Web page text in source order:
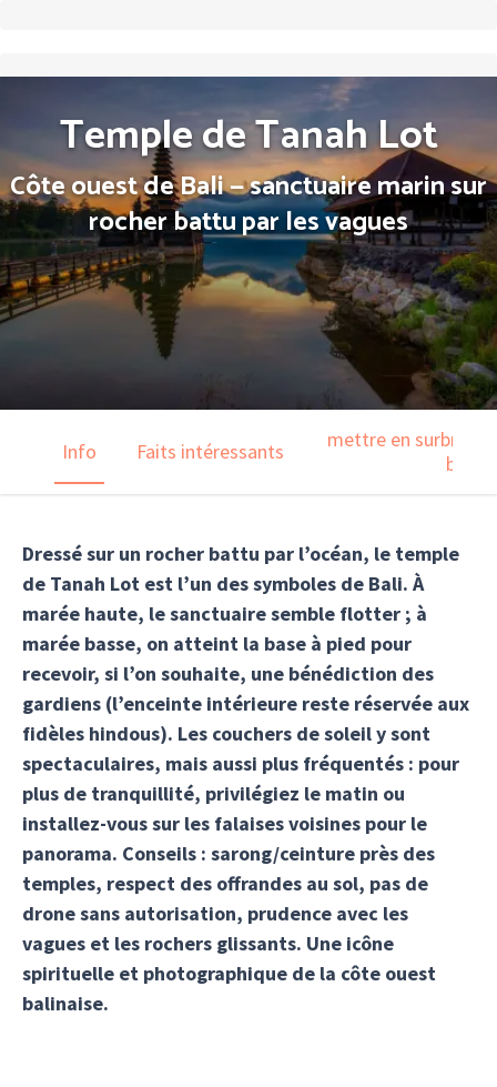
Temple de Tanah Lot
Côte ouest de Bali — sanctuaire marin sur
rocher battu par les vagues
Info Faits intéressants
mettre en
barre
Dressé sur un rocher battu par l’océan, le temple
de Tanah Lot est l’un des symboles de Bali. À
marée haute, le sanctuaire semble flotter ; à
marée basse, on atteint la base à pied pour
recevoir, si l’on souhaite, une bénédiction des
gardiens (l’enceinte intérieure reste réservée aux
fidèles hindous). Les couchers de soleil y sont
spectaculaires, mais aussi plus fréquentés : pour
plus de tranquillité, privilégiez le matin ou
installez-vous sur les falaises voisines pour le
panorama. Conseils : sarong/ceinture près des
temples, respect des offrandes au sol, pas de
drone sans autorisation, prudence avec les
vagues et les rochers glissants. Une icône
spirituelle et photographique de la côte ouest
balinaise.